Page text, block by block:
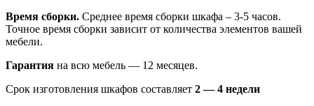
Время сборки. Среднее время сборки шкафа – 3-5 часов.
Точное время сборки зависит от количества элементов вашей
мебели.
Гарантия на всю мебель — 12 месяцев.
Срок изготовления шкафов составляет 2 — 4 недели